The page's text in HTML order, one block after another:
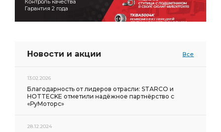
Контроль качества
Гарантия 2 года
Новости и акции Все
13.02.2026
Благодарность от лидеров отрасли: STARCO и
HOTTECKE отметили надёжное партнёрство с
«РуМоторс»
28.12.2024